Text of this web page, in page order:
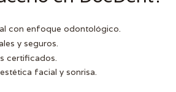
con enfoque odontológico.
y seguros.
certificados.
facial y sonrisa.